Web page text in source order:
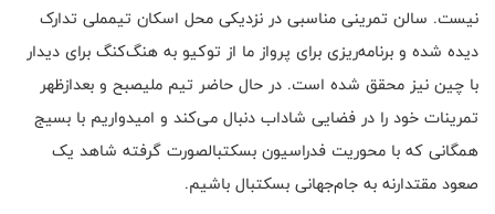
نیست. سالن تمرینی مناسبی در نزدیکی محل اسکان تیمملی تدارک
دیده شده و برنامه‌ریزی برای پرواز ما از توکیو به هنگ‌کنگ برای دیدار
با چین نیز محقق شده است. در حال حاضر تیم ملیصبح و بعدازظهر
تمرینات خود را در فضایی شاداب دنبال می‌کند و امیدواریم با بسیج
همگانی که با محوریت فدراسیون بسکتبالصورت گرفته شاهد یک
صعود مقتدارنه به جام‌جهانی بسکتبال باشیم.